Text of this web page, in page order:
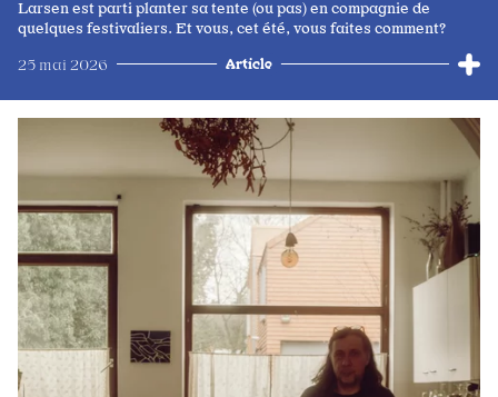
Larsen est parti planter sa tente (ou pas) en compagnie de
quelques festivaliers. Et vous, cet été, vous faites comment?
Article
25 mai 2026